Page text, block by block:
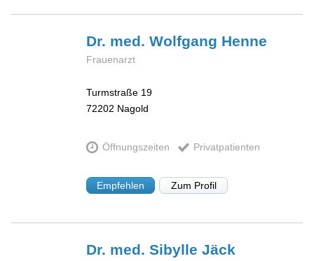
Dr. med. Wolfgang Henne
Frauenarzt
Turmstraße 19
72202 Nagold
Öffnungszeiten Privatpatienten
Empfehlen Zum Profil
Dr. med. SibylleJäck